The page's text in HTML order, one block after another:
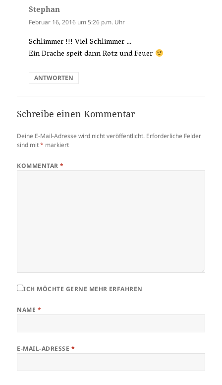
Stephan
Februar 16, 2016 um 5:26 p.m. Uhr
Schlimmer !!! Viel Schlimmer …
Ein Drache speit dann Rotz und Feuer
ANTWORTEN
Schreibe einen Kommentar
Deine E-Mail-Adresse wird nicht veröffentlicht. Erforderliche Felder
sind mit* markiert
KOMMENTAR*
ICH MÖCHTE GERNE MEHR ERFAHREN
NAME *
E-MAIL-ADRESSE *